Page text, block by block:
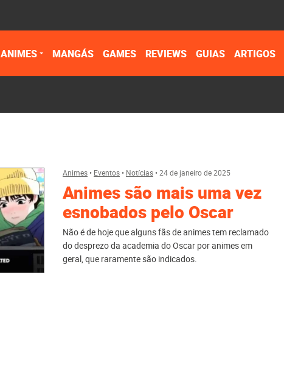
ANIMES MANGÁS GAMES REVIEWS GUIAS ARTIGOS
Animes• Eventos• Notícias•24 de janeiro de 2025
Animes são mais uma vez
esnobados pelo Oscar
Não é de hoje que alguns fãs de animes tem reclamado
do desprezo da academia do Oscar por animes em
geral, que raramente são indicados.